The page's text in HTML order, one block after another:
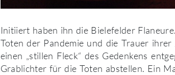
Initiiert haben ihn die Bielefelder
Toten der Pandemie und die Trauer
einen „stillen Fleck“ des Gedenkens
Grablichter für die Toten abstellen. Ein